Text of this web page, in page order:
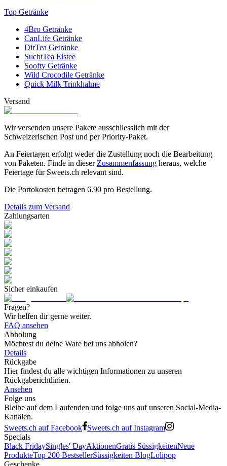
Top Getränke
4Bro Getränke
CanLife Getränke
DirTea Getränke
SuchtTea Eistee
Soofty Getränke
Wild Crocodile Getränke
Quick Milk Trinkhalme
Versand
Wir versenden unsere Pakete ausschliesslich mit der
Schweizerischen Post und per Priority-Paket.
An Feiertagen erfolgt weder die Zustellung noch die Bearbeitung
von Paketen. Finde in dieser Zusammenfassung heraus, welche
Feiertage für Sweets.ch relevant sind.
Die Portokosten betragen 6.90 pro Bestellung.
Details zum Versand
Zahlungsarten
Sicher einkaufen
Fragen?
Wir helfen dir gerne weiter.
FAQ ansehen
Abholung
Möchtest du deine Ware bei uns abholen?
Details
Rückgabe
Hier findest du alle wichtigen Informationen zu unseren
Rückgaberichtlinien.
Ansehen
Folge uns
Bleibe auf dem Laufenden und folge uns auf unseren Social-Media-
Kanälen.
Sweets.ch auf Facebook
Sweets.ch auf Instagram
Specials
Black FridaySingles' DayAktionenGratis SüssigkeitenNeue
ProdukteTop 200 BestsellerSüssigkeiten BlogLolipop